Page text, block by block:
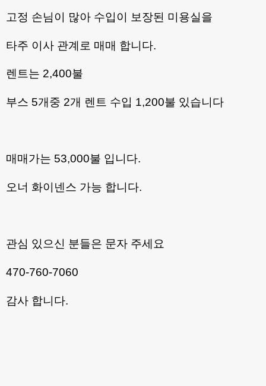
고정 손님이 많아 수입이 보장된 미용실을
타주 이사 관계로 매매 합니다.
렌트는 2,400불
부스 5개중 2개 렌트 수입 1,200불 있습니다
매매가는 53,000불 입니다.
오너 화이넨스 가능 합니다.
관심 있으신 분들은 문자 주세요
470-760-7060
감사 합니다.